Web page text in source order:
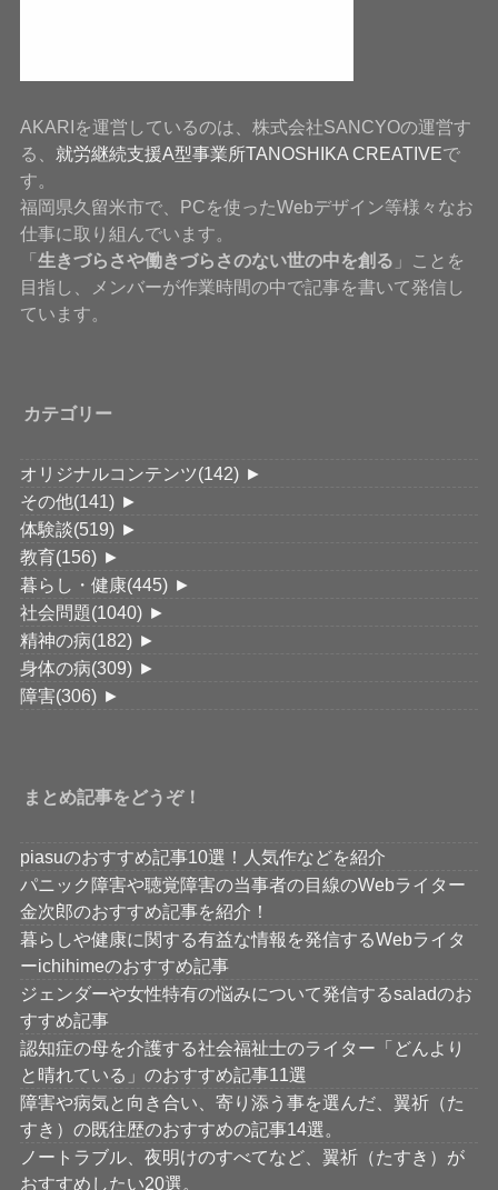
AKARIを運営しているのは、株式会社SANCYOの運営す
る、 就労継続支援A型事業所TANOSHIKA CREATIVEで
す。
福岡県久留米市で、PCを使ったWebデザイン等様々なお
仕事に取り組んでいます。
「生きづらさや働きづらさのない世の中を創る 」ことを
目指し、メンバーが作業時間の中で記事を書いて発信し
ています。
カテゴリー
オリジナルコンテンツ(142) ►
その他(141) ►
体験談(519) ►
教育(156) ►
暮らし・健康(445) ►
社会問題(1040) ►
精神の病(182) ►
身体の病(309) ►
障害(306) ►
まとめ記事をどうぞ！
piasuのおすすめ記事10選！人気作などを紹介
パニック障害や聴覚障害の当事者の目線のWebライター
金次郎のおすすめ記事を紹介！
暮らしや健康に関する有益な情報を発信するWebライタ
ーichihimeのおすすめ記事
ジェンダーや女性特有の悩みについて発信するsaladのお
すすめ記事
認知症の母を介護する社会福祉士のライター「どんより
と晴れている」のおすすめ記事11選
障害や病気と向き合い、寄り添う事を選んだ、翼祈（た
すき）の既往歴のおすすめの記事14選。
ノートラブル、夜明けのすべてなど、翼祈（たすき）が
おすすめしたい20選。